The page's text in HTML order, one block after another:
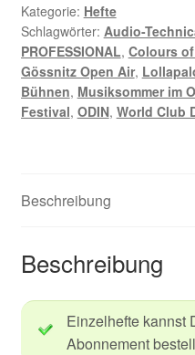
Kategorie: Hefte
Schlagwörter: Audio-
PROFESSIONAL, Colours
Gössnitz Open Air,
Bühnen, Musiksommer im
Festival, ODIN, World Club
Beschreibung
Beschreibung
Einzelhefte kannst
Abonnement